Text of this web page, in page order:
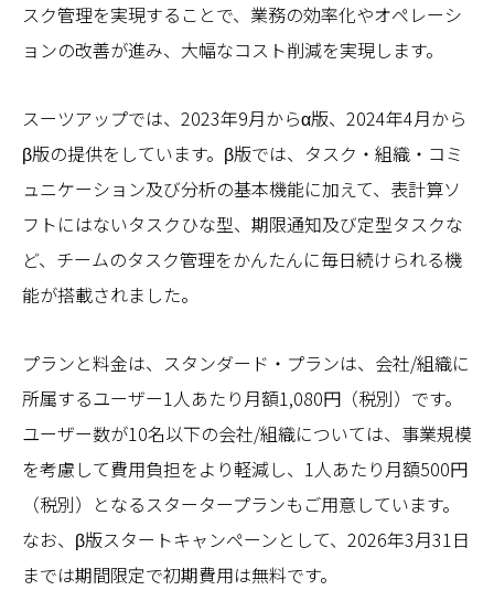
スク管理を実現することで、業務の効率化やオペレーシ
ョンの改善が進み、大幅なコスト削減を実現します。
スーツアップでは、2023年9月からα版、2024年4月から
β版の提供をしています。β版では、タスク・組織・コミ
ュニケーション及び分析の基本機能に加えて、表計算ソ
フトにはないタスクひな型、期限通知及び定型タスクな
ど、チームのタスク管理をかんたんに毎日続けられる機
能が搭載されました。
プランと料金は、スタンダード・プランは、会社/組織に
所属するユーザー1人あたり月額1,080円（税別）です。
ユーザー数が10名以下の会社/組織については、事業規模
を考慮して費用負担をより軽減し、1人あたり月額500円
（税別）となるスタータープランもご用意しています。
なお、β版スタートキャンペーンとして、2026年3月31日
までは期間限定で初期費用は無料です。